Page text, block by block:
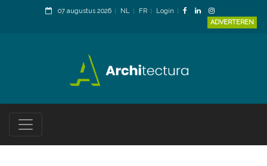
07 augustus 2026 NL FR
Login
ADVERTEREN